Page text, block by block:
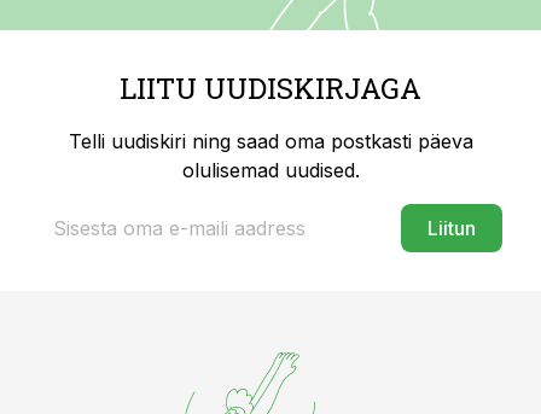
LIITU UUDISKIRJAGA
Telli uudiskiri ning saad oma postkasti päeva
olulisemad uudised.
Liitun